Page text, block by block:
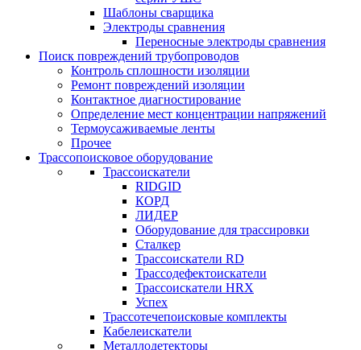
Шаблоны сварщика
Электроды сравнения
Переносные электроды сравнения
Поиск повреждений трубопроводов
Контроль сплошности изоляции
Ремонт повреждений изоляции
Контактное диагностирование
Определение мест концентрации напряжений
Термоусаживаемые ленты
Прочее
Трассопоисковое оборудование
Трассоискатели
RIDGID
КОРД
ЛИДЕР
Оборудование для трассировки
Сталкер
Трасcоискатели RD
Трассодефектоискатели
Трассоискатели HRX
Успех
Трассотечепоисковые комплекты
Кабелеискатели
Металлодетекторы